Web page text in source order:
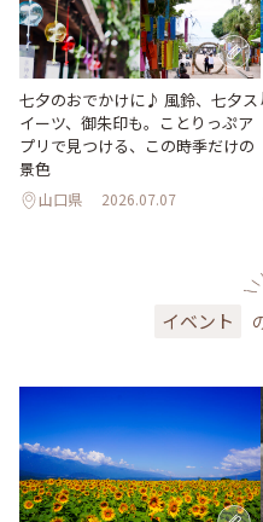
七夕のおでかけに♪ 風鈴、七夕ス
イーツ、御朱印も。ことりっぷア
プリで見つける、この時季だけの
景色
山口県 2026.07.07
イベント